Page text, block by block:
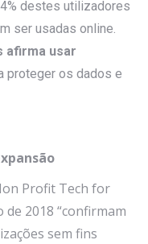
destes utilizadores
ser usadas online.
afirma usar
proteger os dados e
Profit Tech for
de 2018 “confirmam
sem fins